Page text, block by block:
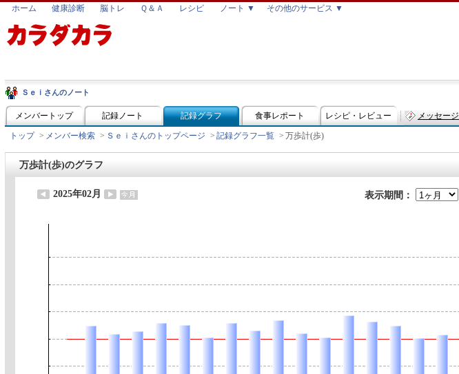
ホーム 健康診断 脳トレ Ｑ＆Ａ レシピ ノート ▼ その他のサービス ▼
Ｓｅｉさんのノート
メンバートップ 記録ノート 記録グラフ 食事レポート レシピ・レビュー メッセージ
トップ > メンバー検索 > Ｓｅｉさんのトップページ > 記録グラフ一覧 > 万歩計(歩)
万歩計(歩)のグラフ
2025年02月 表示期間：